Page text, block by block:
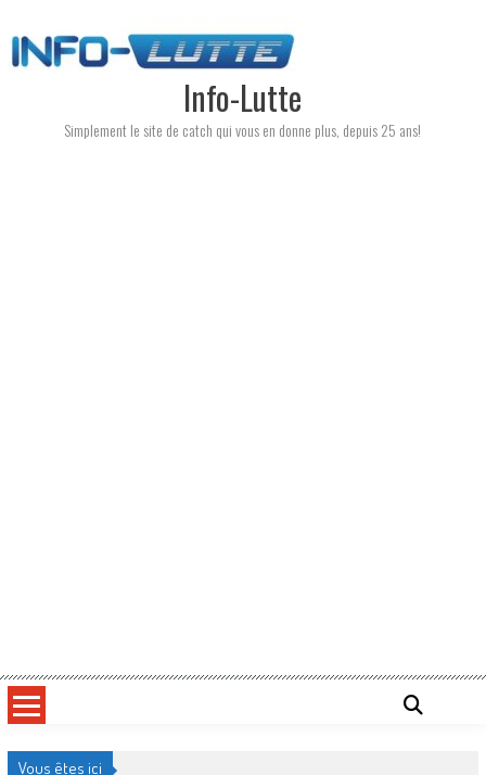
to
content
Info-Lutte
Simplement le site de catch qui vous en donne plus, depuis 25 ans!
Vous êtes ici